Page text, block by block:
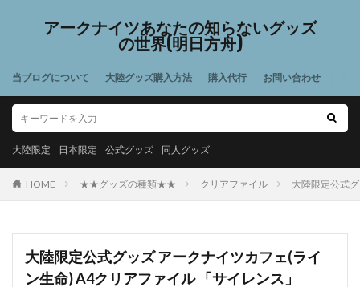
アークナイツあなたの知らないグッズ
の世界(明日方舟)
当ブログについて 大陸グッズ購入方法 購入代行 お問い合わせ
大陸限定 日本限定 公式グッズ 同人グッズ
HOME ★★グッズの種類★★ クリアファイル 大陸限定公式
大陸限定公式グッズ アークナイツカフェ(ライ
ン生命) A4クリアファイル 「サイレンス」